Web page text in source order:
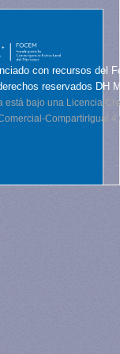
con recursos del
reservados DH
está bajo una Licencia
CompartirIgual